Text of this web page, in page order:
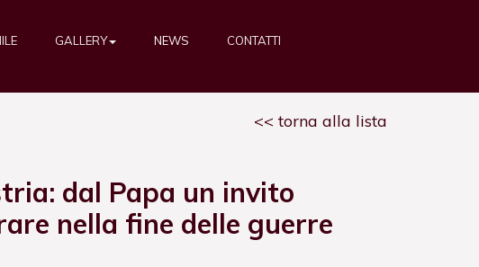
GALLERY NEWS CONTATTI
torna alla lista
dal Papa un invito
nella fine delle guerre